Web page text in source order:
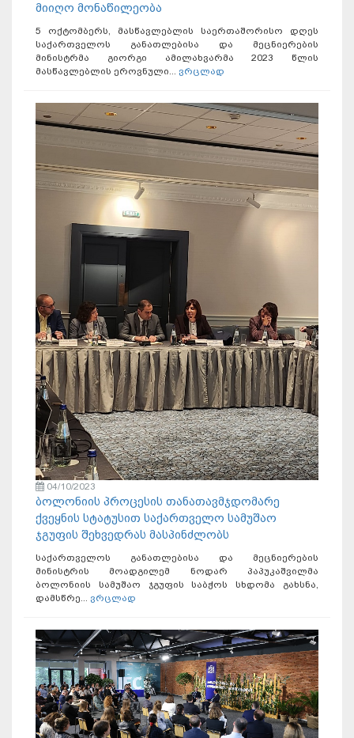
მიიღო მონაწილეობა
5 ოქტომბერს, მასწავლებლის საერთაშორისო დღეს
საქართველოს განათლებისა და მეცნიერების
მინისტრმა გიორგი ამილახვარმა 2023 წლის
მასწავლებლის ეროვნული... ვრცლად
04/10/2023
ბოლონიის პროცესის თანათავმჯდომარე
ქვეყნის სტატუსით საქართველო სამუშაო
ჯგუფის შეხვედრას მასპინძლობს
საქართველოს განათლებისა და მეცნიერების
მინისტრის მოადგილემ ნოდარ პაპუკაშვილმა
ბოლონიის სამუშაო ჯგუფის საბჭოს სხდომა გახსნა,
დამსწრე... ვრცლად